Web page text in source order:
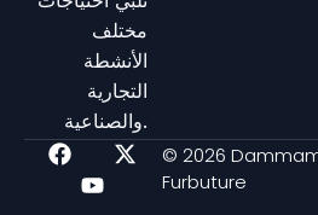
مختلف
الأنشطة
التجارية
والصناعية.
© 2026
Furbuture
F
X
o
u